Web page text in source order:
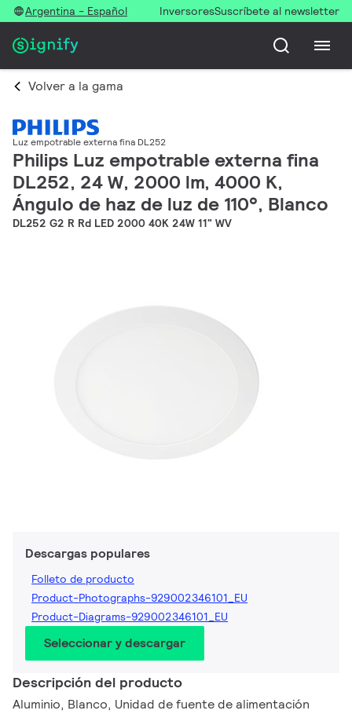
Argentina - Español InversoresSuscríbete al newsletter
Volver a la gama
Luz empotrable externa fina DL252
Philips Luz empotrable externa fina
DL252, 24 W, 2000 lm, 4000 K,
Ángulo de haz de luz de 110°, Blanco
DL252 G2 R Rd LED 2000 40K 24W 11" WV
Descargas populares
Folleto de producto
Product-Photographs-929002346101_EU
Product-Diagrams-929002346101_EU
Seleccionar y descargar
Descripción del producto
Aluminio, Blanco, Unidad de fuente de alimentación